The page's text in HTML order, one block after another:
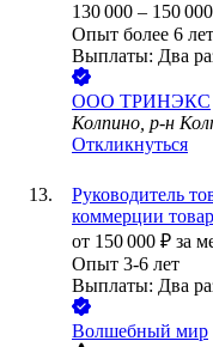
130 000 – 150 000
Опыт более 6 лет
Выплаты: Два
ООО ТРИНЭКС
Колпино, р-н
Откликнуться
Руководитель
коммерции
от 150 000 ₽ за
Опыт 3-6 лет
Выплаты: Два
Волшебный мир